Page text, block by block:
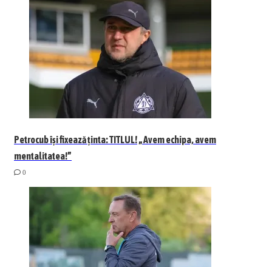
Petrocub își fixează ținta: TITLUL! „Avem echipa, avem
mentalitatea!”
0